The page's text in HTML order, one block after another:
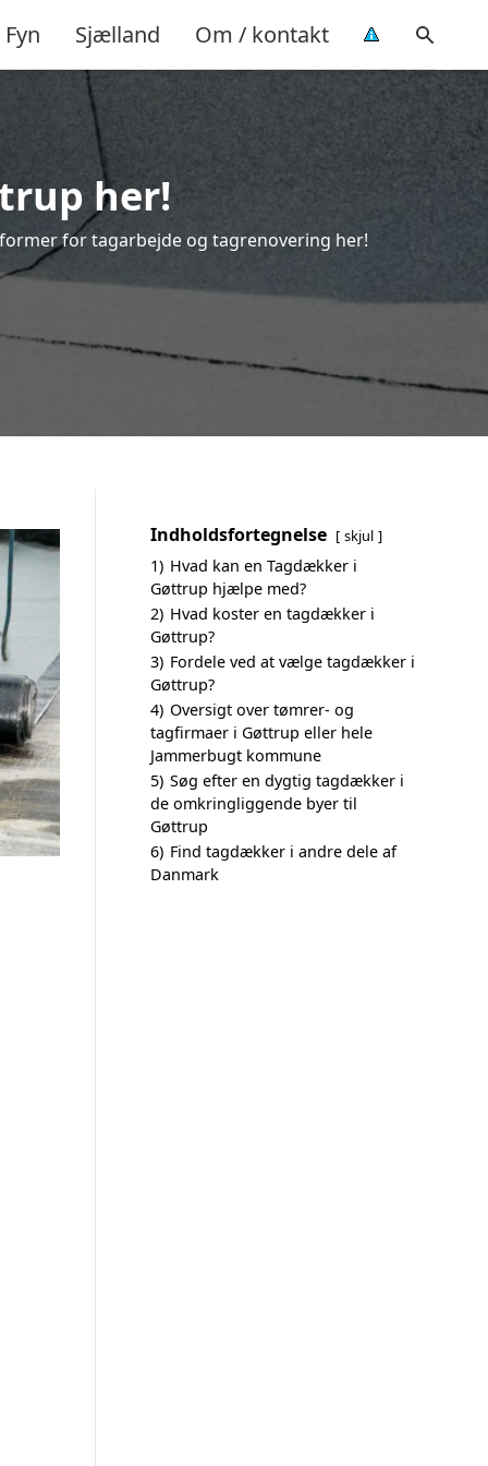
Fyn Sjælland Om / kontakt
her!
for tagarbejde og tagrenovering her!
Indholdsfortegnelse skjul
1) Hvad kan en Tagdækker i
Gøttrup hjælpe med?
2) Hvad koster en tagdækker i
Gøttrup?
3) Fordele ved at vælge tagdækker i
Gøttrup?
4) Oversigt over tømrer- og
tagfirmaer i Gøttrup eller hele
Jammerbugt kommune
5) Søg efter en dygtig tagdækker i
de omkringliggende byer til
Gøttrup
6) Find tagdækker i andre dele af
Danmark